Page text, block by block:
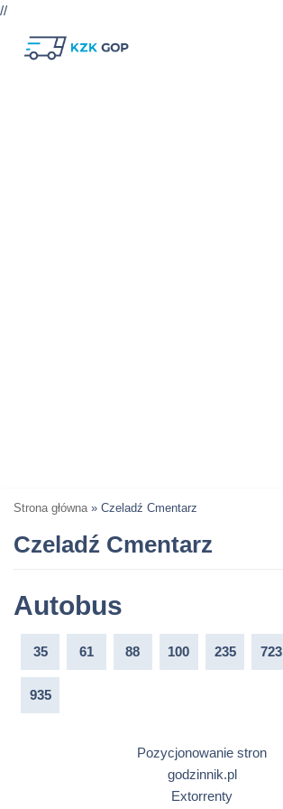
//
Strona główna » Czeladź Cmentarz
Czeladź Cmentarz
Autobus
35 61 88 100 235 723
935
Pozycjonowanie stron
godzinnik.pl
Extorrenty